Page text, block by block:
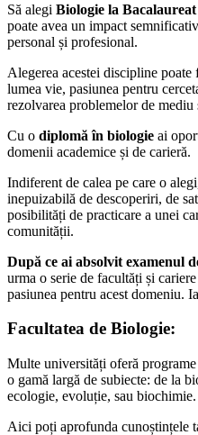
Să alegi Biologie la Bacalaureat
poate avea un impact
personal și profesional.
Alegerea acestei discipline
lumea vie, pasiunea pentru
rezolvarea problemelor de mediu
Cu o diplomă în biologie ai
domenii academice și de carieră.
Indiferent de calea pe care o
inepuizabilă de descoperiri, de
posibilități de practicare a unei
comunității.
După ce ai absolvit examenul
urma o serie de facultăți și
pasiunea pentru acest domeniu.
Facultatea de Biologie:
Multe universități oferă
o gamă largă de subiecte: de la
ecologie, evoluție, sau biochimie.
Aici poți aprofunda cunoștințele